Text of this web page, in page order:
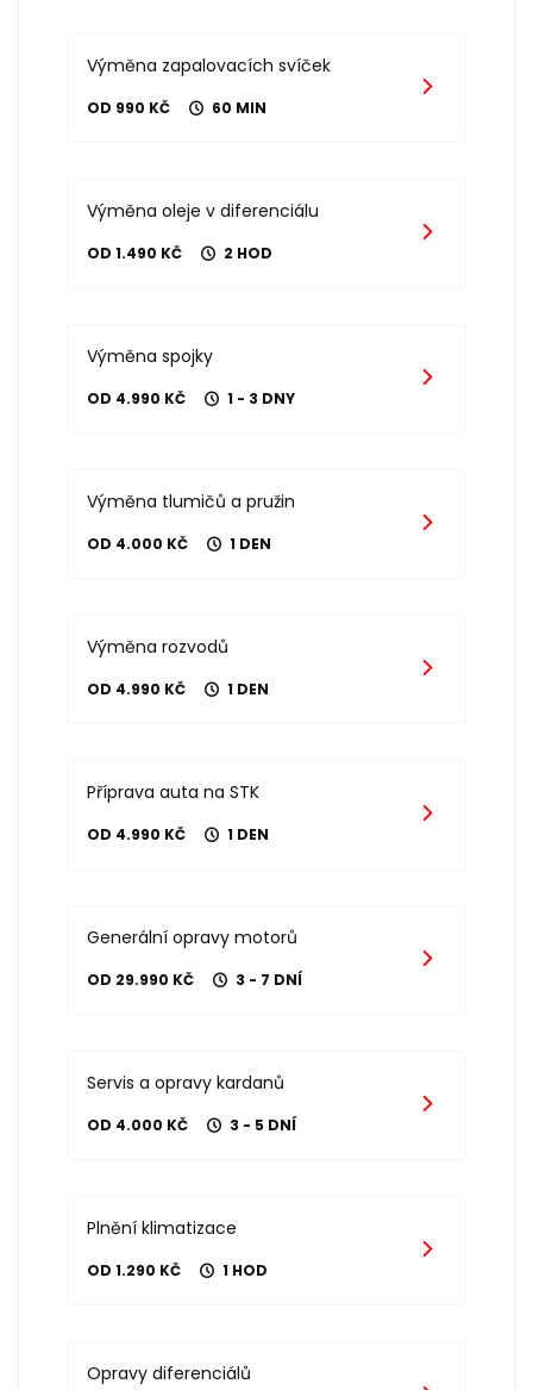
Výměna zapalovacích svíček
OD 990 KČ 60 MIN
Výměna oleje v diferenciálu
OD 1.490 KČ 2 HOD
Výměna spojky
OD 4.990 KČ 1 - 3 DNY
Výměna tlumičů a pružin
OD 4.000 KČ 1 DEN
Výměna rozvodů
OD 4.990 KČ 1 DEN
Příprava auta na STK
OD 4.990 KČ 1 DEN
Generální opravy motorů
OD 29.990 KČ 3 - 7 DNÍ
Servis a opravy kardanů
OD 4.000 KČ 3 - 5 DNÍ
Plnění klimatizace
OD 1.290 KČ 1 HOD
Opravy diferenciálů